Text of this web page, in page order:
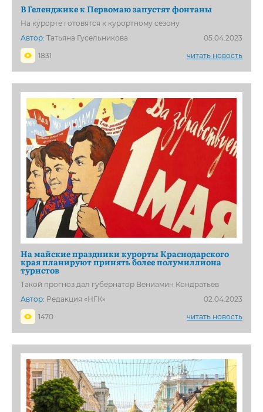
В Геленджике к Первомаю запустят фонтаны
На курорте готовятся к курортному сезону
Автор: Татьяна Гусельникова
05.04.2023
1831
читать новость
На майские праздники курорты Краснодарского
края планируют принять более полумиллиона
туристов
Такой прогноз дал губернатор Вениамин Кондратьев
Автор: Редакция «НГК»
02.04.2023
1470
читать новость